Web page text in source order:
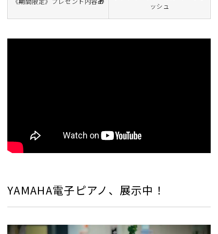
ッシュ
YAMAHA電子ピアノ、展示中！